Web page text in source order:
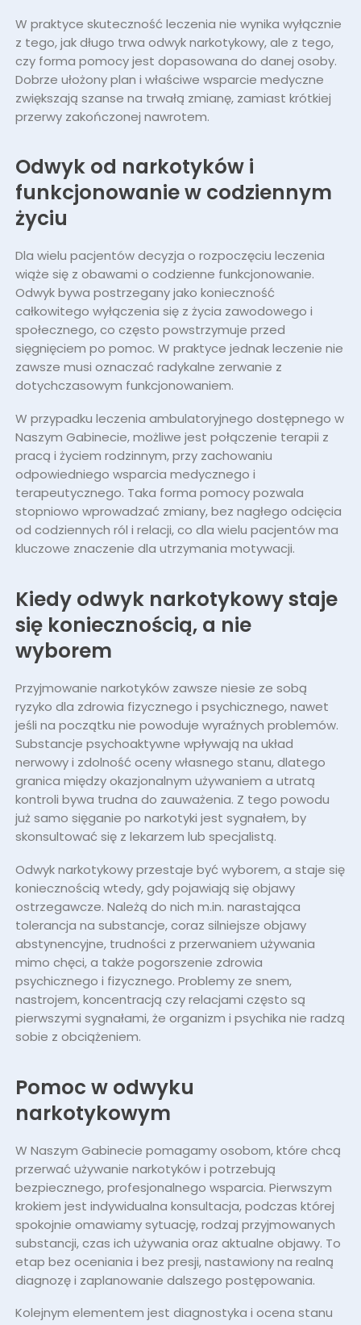
W praktyce skuteczność leczenia nie wynika wyłącznie
z tego, jak długo trwa odwyk narkotykowy, ale z tego,
czy forma pomocy jest dopasowana do danej osoby.
Dobrze ułożony plan i właściwe wsparcie medyczne
zwiększają szanse na trwałą zmianę, zamiast krótkiej
przerwy zakończonej nawrotem.
Odwyk od narkotyków i
funkcjonowanie w codziennym
życiu
Dla wielu pacjentów decyzja o rozpoczęciu leczenia
wiąże się z obawami o codzienne funkcjonowanie.
Odwyk bywa postrzegany jako konieczność
całkowitego wyłączenia się z życia zawodowego i
społecznego, co często powstrzymuje przed
sięgnięciem po pomoc. W praktyce jednak leczenie nie
zawsze musi oznaczać radykalne zerwanie z
dotychczasowym funkcjonowaniem.
W przypadku leczenia ambulatoryjnego dostępnego w
Naszym Gabinecie, możliwe jest połączenie terapii z
pracą i życiem rodzinnym, przy zachowaniu
odpowiedniego wsparcia medycznego i
terapeutycznego. Taka forma pomocy pozwala
stopniowo wprowadzać zmiany, bez nagłego odcięcia
od codziennych ról i relacji, co dla wielu pacjentów ma
kluczowe znaczenie dla utrzymania motywacji.
Kiedy odwyk narkotykowy staje
się koniecznością, a nie
wyborem
Przyjmowanie narkotyków zawsze niesie ze sobą
ryzyko dla zdrowia fizycznego i psychicznego, nawet
jeśli na początku nie powoduje wyraźnych problemów.
Substancje psychoaktywne wpływają na układ
nerwowy i zdolność oceny własnego stanu, dlatego
granica między okazjonalnym używaniem a utratą
kontroli bywa trudna do zauważenia. Z tego powodu
już samo sięganie po narkotyki jest sygnałem, by
skonsultować się z lekarzem lub specjalistą.
Odwyk narkotykowy przestaje być wyborem, a staje się
koniecznością wtedy, gdy pojawiają się objawy
ostrzegawcze. Należą do nich m.in. narastająca
tolerancja na substancje, coraz silniejsze objawy
abstynencyjne, trudności z przerwaniem używania
mimo chęci, a także pogorszenie zdrowia
psychicznego i fizycznego. Problemy ze snem,
nastrojem, koncentracją czy relacjami często są
pierwszymi sygnałami, że organizm i psychika nie radzą
sobie z obciążeniem.
Pomoc w odwyku
narkotykowym
W Naszym Gabinecie pomagamy osobom, które chcą
przerwać używanie narkotyków i potrzebują
bezpiecznego, profesjonalnego wsparcia. Pierwszym
krokiem jest indywidualna konsultacja, podczas której
spokojnie omawiamy sytuację, rodzaj przyjmowanych
substancji, czas ich używania oraz aktualne objawy. To
etap bez oceniania i bez presji, nastawiony na realną
diagnozę i zaplanowanie dalszego postępowania.
Kolejnym elementem jest diagnostyka i ocena stanu